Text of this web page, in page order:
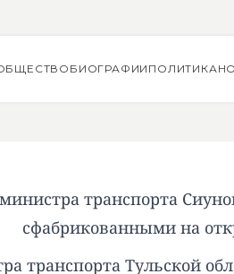
БИОГРАФИИ ПОЛИТИКА
транспорта
сфабрикованными на
транспорта Тульской